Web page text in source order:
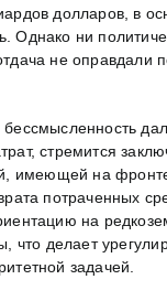
долларов, в
Однако ни
не оправдали
стремится
имеющей на
потраченных
на
что делает
задачей.